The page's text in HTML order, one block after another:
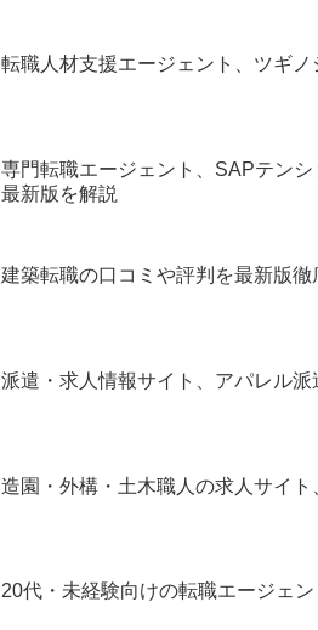
転職人材支援エージェント、ツギ
専門転職エージェント、SAPテン
最新版を解説
建築転職の口コミや評判を最新版
派遣・求人情報サイト、アパレル
造園・外構・土木職人の求人サイ
20代・未経験向けの転職エージェ